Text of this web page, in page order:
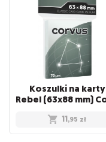
Koszulki na karty
11,95 zł